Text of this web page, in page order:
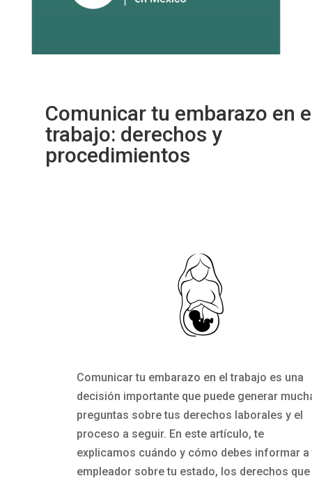
Comunicar tu embarazo en
trabajo: derechos y
procedimientos
Comunicar tu embarazo en el trabajo es una
decisión importante que puede generar
preguntas sobre tus derechos laborales y el
proceso a seguir. En este artículo, te
explicamos cuándo y cómo debes informar a
empleador sobre tu estado, los derechos que